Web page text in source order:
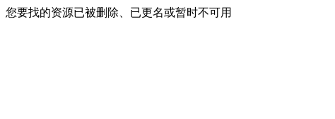
您要找的资源已被删除、已更名或暂时不可用